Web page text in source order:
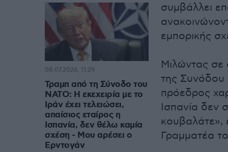
συμβάλλει
εμπορικής
Μιλώντας σε
της Συνόδου
πρόεδρος
Ισπανία δεν
κουβαλάτε»,
Γραμματέα
Τραμπ από τη Σύνοδο του
ΝΑΤΟ: Η εκεχειρία με το
Ιράν έχει τελειώσει,
απαίσιος εταίρος η
Ισπανία, δεν θέλω καμία
σχέση - Μου αρέσει ο
Ερντογάν
08.07.2026, 11:29